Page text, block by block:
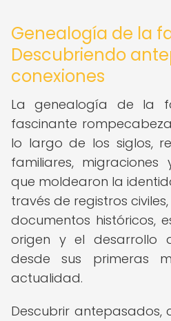
Genealogía de la
Descubriendo
conexiones
La genealogía de la
fascinante
lo largo de los siglos,
familiares, migraciones
que moldearon la
través de registros
documentos históricos,
origen y el desarrollo
desde sus primeras
actualidad.
Descubrir antepasados,